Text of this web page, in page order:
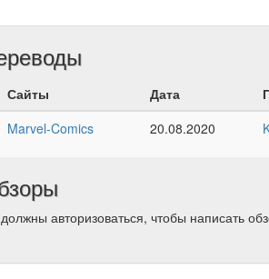
Сайты Дата
Marvel-Comics
20.08.2020
авторизоваться, чтобы написать